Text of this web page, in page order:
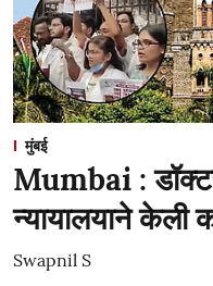
मुंबई
Mumbai :
न्यायालयाने
Swapnil S